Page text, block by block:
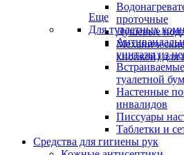
проточные
Душевые
кнопкой) для
Еще
Для туалетных
унитазы из
туалетной
Настенные
инвалидов
Писсуары
Таблетки и
Средства для гигиены рук